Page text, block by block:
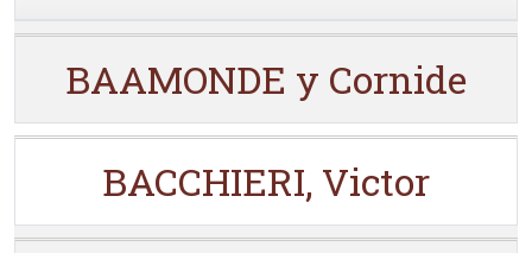
BAAMONDE y Cornide
BACCHIERI, Victor